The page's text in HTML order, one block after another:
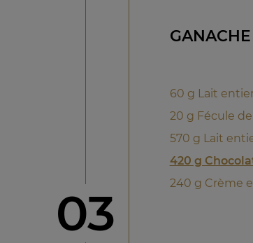
étape
03
60 g Lait
20 g Fécule
570 g Lait
420 g
240 g Crème